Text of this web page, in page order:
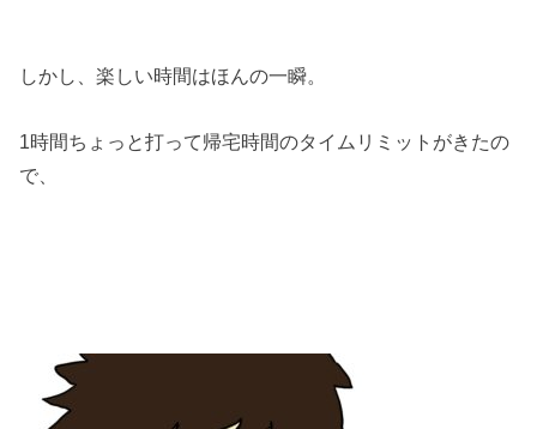
しかし、楽しい時間はほんの一瞬。
1時間ちょっと打って帰宅時間のタイムリミットがきたの
で、